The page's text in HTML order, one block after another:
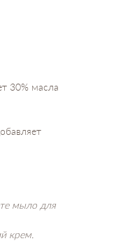
30% масла
мыло для
крем.